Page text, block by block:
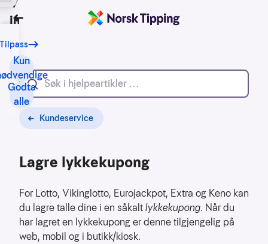
Tilbake
Kundeservice
Lagre lykkekupong
For Lotto, Vikinglotto, Eurojackpot, Extra og Keno kan
du lagre talle dine i en såkaltlykkekupong. Når du
har lagret en lykkekupong er denne tilgjengelig på
web, mobil og i butikk/kiosk.
Vi bruker
informasjonskapsler
Vårt
formål
med
informasjonskapsler
er
blant
Nettsidene
fungere
teknisk
Samle
inn
Tilpass
Kun
Godta
alle